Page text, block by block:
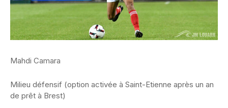
Mahdi Camara
Milieu défensif (option activée à Saint-Etienne après un an
de prêt à Brest)